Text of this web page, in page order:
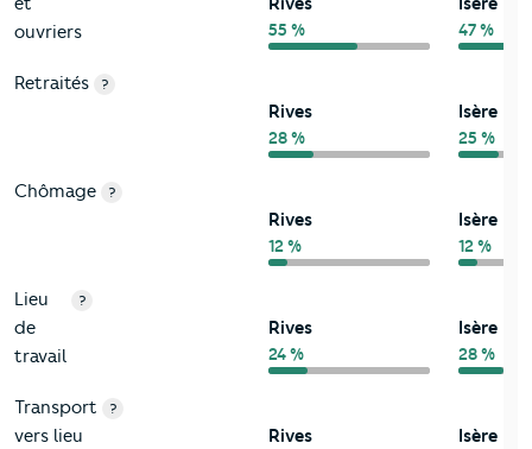
ouvriers
55 % 47 %
Retraités ?
Rives
28 %
Isère
25 %
Chômage ?
Rives
12 %
Isère
12 %
Lieu
de
travail
?
Rives
24 %
Isère
28 %
Transport
vers lieu
?
Rives Isère